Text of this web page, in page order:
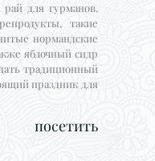
для гурманов.
такие
нормандские
яблочный сидр
традиционный
праздник для